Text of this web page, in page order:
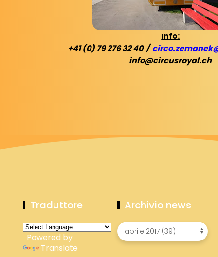
Info:
+41 (0) 79 276 32 40 /
info@circusroyal.ch
Traduttore
Powered by
Translate
Archivio news